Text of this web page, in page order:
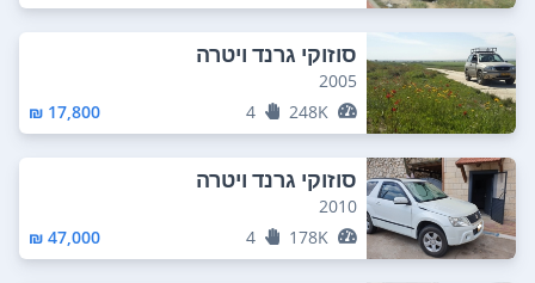
סוזוקי גרנד ויטרה
2005
248K
4
17,800 ₪
סוזוקי גרנד ויטרה
2010
178K
4
47,000 ₪